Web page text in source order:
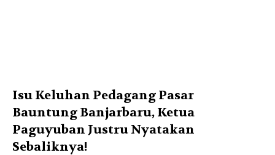
Isu Keluhan Pedagang Pasar
Bauntung Banjarbaru, Ketua
Paguyuban Justru Nyatakan
Sebaliknya!